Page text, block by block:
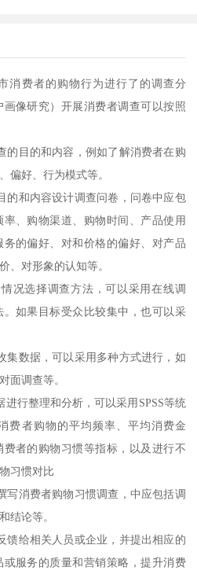
消费者的购物行为进行了的调查分
像研究）开展消费者调查可以按照
的目的和内容，例如了解消费者在购
偏好、行为模式等。
的和内容设计调查问卷，问卷中应包
、购物渠道、购物时间、产品使用
的偏好、对和价格的偏好、对产品
、对形象的认知等。
况选择调查方法，可以采用在线调
如果目标受众比较集中，也可以采
集数据，可以采用多种方式进行，如
面调查等。
行整理和分析，可以采用SPSS等统
费者购物的平均频率、平均消费金
者的购物习惯等指标，以及进行不
习惯对比
写消费者购物习惯调查，中应包括调
结论等。
馈给相关人员或企业，并提出相应的
服务的质量和营销策略，提升消费